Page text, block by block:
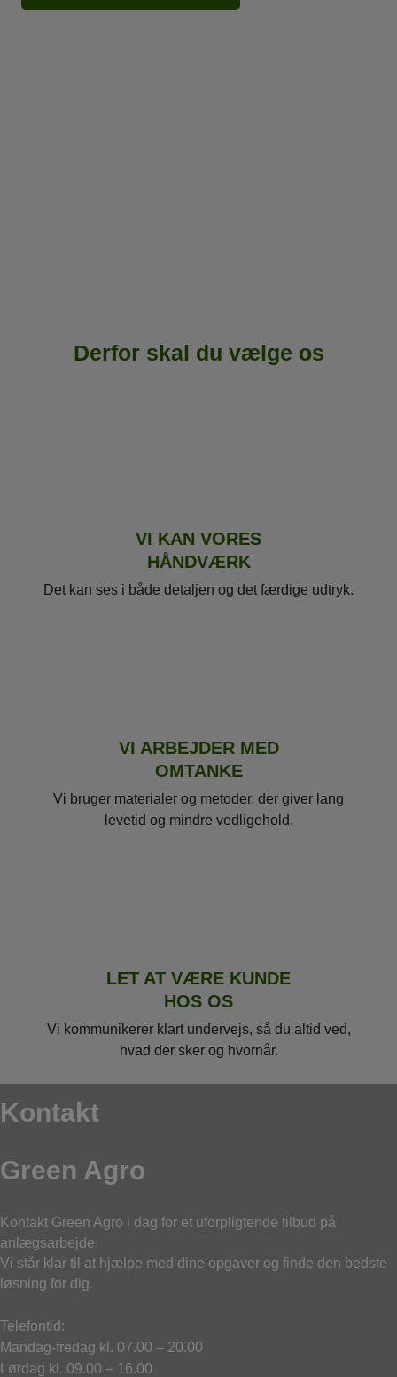
Derfor skal du vælge os
VI KAN VORES
HÅNDVÆRK
Det kan ses i både detaljen og det færdige udtryk.
VI ARBEJDER MED
OMTANKE
Vi bruger materialer og metoder, der giver lang
levetid og mindre vedligehold.
LET AT VÆRE KUNDE
HOS OS
Vi kommunikerer klart undervejs, så du altid ved,
hvad der sker og hvornår.
Kontakt
Green Agro
Kontakt Green Agro i dag for et uforpligtende tilbud på
anlægsarbejde.
Vi står klar til at hjælpe med dine opgaver og finde den bedste
løsning for dig.
Telefontid:
Mandag-fredag kl. 07.00 – 20.00
Lørdag kl. 09.00 – 16.00